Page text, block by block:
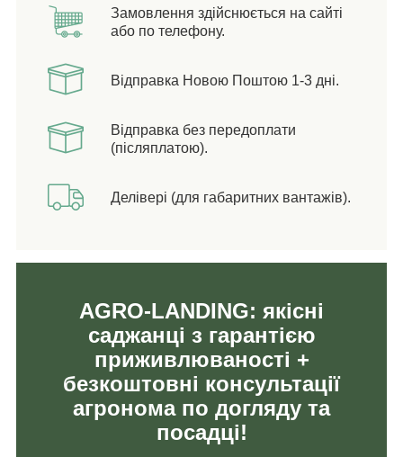
Замовлення здійснюється на сайті
або по телефону.
Відправка Новою Поштою 1-3 дні.
Відправка без передоплати
(післяплатою).
Делівері (для габаритних вантажів).
AGRO-LANDING: якісні
саджанці з гарантією
приживлюваності +
безкоштовні консультації
агронома по догляду та
посадці!